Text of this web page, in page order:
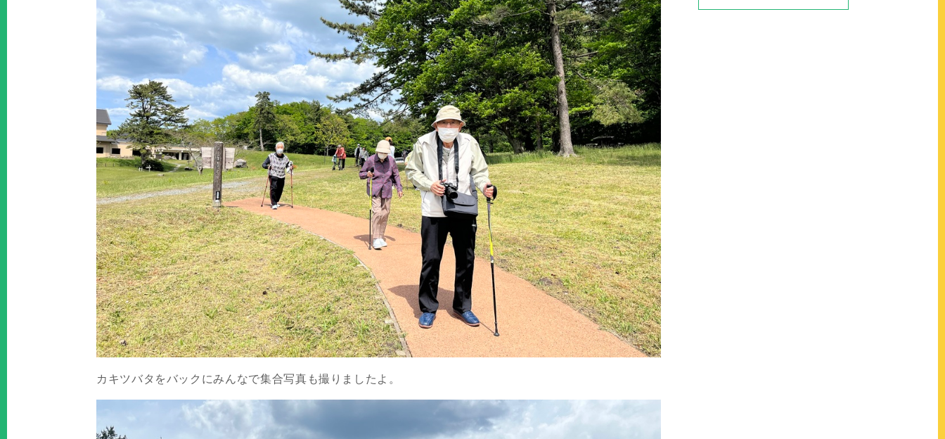
カキツバタをバックにみんなで集合写真も撮りましたよ。